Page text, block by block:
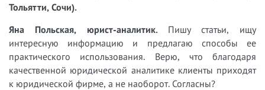
Тольятти, Сочи).
Яна Польская, юрист-аналитик. Пишу статьи, ищу
интересную информацию и предлагаю способы ее
практического использования. Верю, что благодаря
качественной юридической аналитике клиенты приходят
к юридической фирме, а не наоборот. Согласны?